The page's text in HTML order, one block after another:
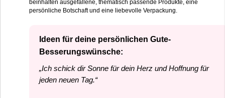
beinhalten ausgefallene, thematisch passende Produkte, eine
persönliche Botschaft und eine liebevolle Verpackung.
Ideen für deine persönlichen Gute-
Besserungswünsche:
„Ich schick dir Sonne für dein Herz und Hoffnung für
jeden neuen Tag.“